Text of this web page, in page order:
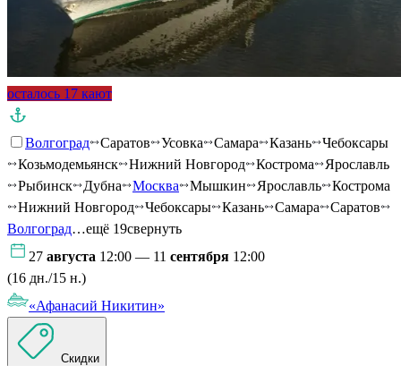
осталось 17 кают
Волгоград Саратов Усовка Самара Казань
Чебоксары
Козьмодемьянск
Нижний Новгород Кострома
Ярославль
Рыбинск
Дубна Москва Мышкин Ярославль
Кострома
Нижний Новгород
Чебоксары Казань Самара
Саратов
Волгоград…ещё 19свернуть
27 августа 12:00 — 11 сентября 12:00
(16 дн./15 н.)
«Афанасий Никитин»
Скидки